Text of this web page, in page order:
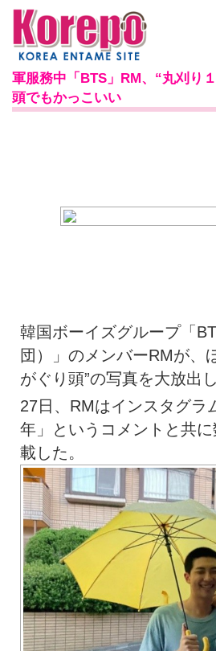
軍服務中「BTS」RM、“丸刈り
頭でもかっこいい
韓国ボーイズグループ「
団）」のメンバーRMが、
がぐり頭”の写真を大放出し
27日、RMはインスタグラ
年」というコメントと共
載した。